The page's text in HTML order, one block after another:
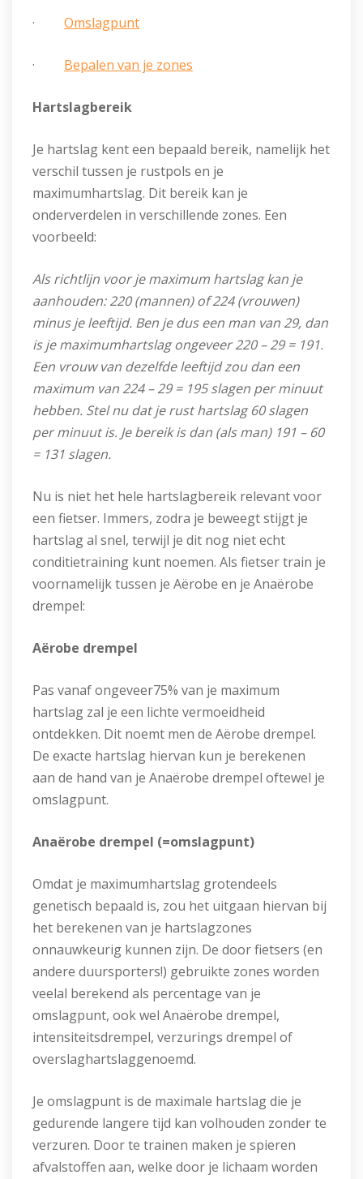
· Omslagpunt
· Bepalen van je zones
Hartslagbereik
Je hartslag kent een bepaald bereik, namelijk het
verschil tussen je rustpols en je
maximumhartslag. Dit bereik kan je
onderverdelen in verschillende zones. Een
voorbeeld:
Als richtlijn voor je maximum hartslag kan je
aanhouden: 220 (mannen) of 224 (vrouwen)
minus je leeftijd. Ben je dus een man van 29, dan
is je maximumhartslag ongeveer 220 – 29 = 191.
Een vrouw van dezelfde leeftijd zou dan een
maximum van 224 – 29 = 195 slagen per minuut
hebben. Stel nu dat je rust hartslag 60 slagen
per minuut is. Je bereik is dan (als man) 191 – 60
= 131 slagen.
Nu is niet het hele hartslagbereik relevant voor
een fietser. Immers, zodra je beweegt stijgt je
hartslag al snel, terwijl je dit nog niet echt
conditietraining kunt noemen. Als fietser train je
voornamelijk tussen je Aërobe en je Anaërobe
drempel:
Aërobe drempel
Pas vanaf ongeveer75% van je maximum
hartslag zal je een lichte vermoeidheid
ontdekken. Dit noemt men de Aërobe drempel.
De exacte hartslag hiervan kun je berekenen
aan de hand van je Anaërobe drempel oftewel je
omslagpunt.
Anaërobe drempel (=omslagpunt)
Omdat je maximumhartslag grotendeels
genetisch bepaald is, zou het uitgaan hiervan bij
het berekenen van je hartslagzones
onnauwkeurig kunnen zijn. De door fietsers (en
andere duursporters!) gebruikte zones worden
veelal berekend als percentage van je
omslagpunt, ook wel Anaërobe drempel,
intensiteitsdrempel, verzurings drempel of
overslaghartslaggenoemd.
Je omslagpunt is de maximale hartslag die je
gedurende langere tijd kan volhouden zonder te
verzuren. Door te trainen maken je spieren
afvalstoffen aan, welke door je lichaam worden